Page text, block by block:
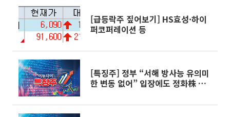
[급등락주 짚어보기] HS효성·하이
퍼코퍼레이션 등
[특징주] 정부 “서해 방사능 유의미
한 변동 없어” 입장에도 정화株 상